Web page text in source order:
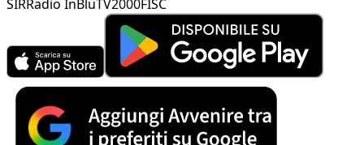
SIRRadio InBluTV2000FISC